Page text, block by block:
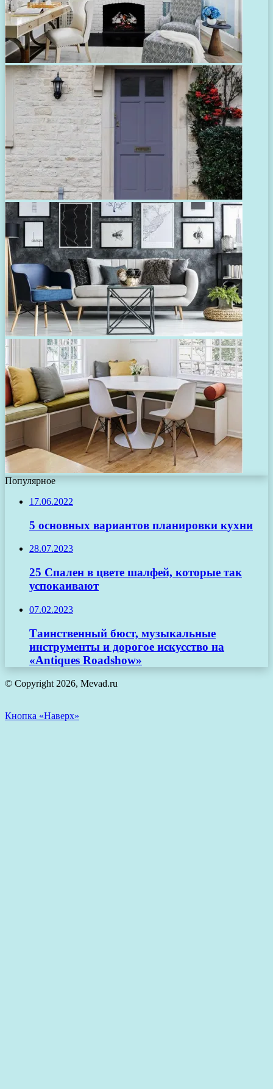
Популярное
17.06.2022
5 основных вариантов планировки кухни
28.07.2023
25 Спален в цвете шалфей, которые так
успокаивают
07.02.2023
Таинственный бюст, музыкальные
инструменты и дорогое искусство на
«Antiques Roadshow»
© Copyright 2026, Mevad.ru
Кнопка «Наверх»